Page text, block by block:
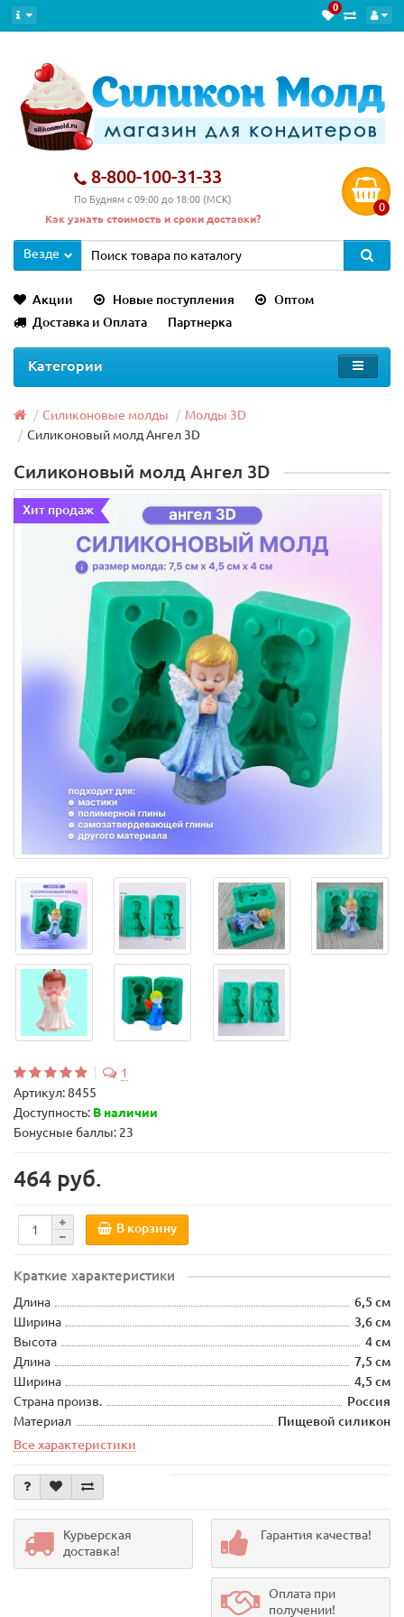
0
8-800-100-31-33
По Будням с 09:00 до 18:00 (МСК)
Как узнать стоимость и сроки доставки?
0
Везде
Акции Новые поступления
Оптом
Доставка и Оплата
Партнерка
Категории
Силиконовые молды
Молды 3D
Силиконовый молд Ангел 3D
Силиконовый молд Ангел 3D
Хит продаж
1
Артикул:8455
Доступность: В наличии
Бонусные баллы: 23
464 руб.
В корзину
Краткие характеристики
Длина
6,5 см
Ширина
3,6 см
Высота
4 см
Длина
7,5 см
Ширина
4,5 см
Страна произв.
Россия
Материал
Пищевой силикон
Все характеристики
Курьерская
доставка!
Гарантия качества!
Оплата при
получении!